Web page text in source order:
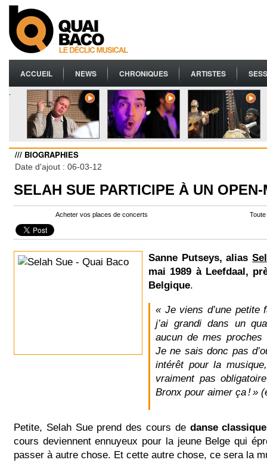
ACCUEIL NEWS CHRONIQUES ARTISTES
.
/// BIOGRAPHIES
Date d'ajout : 06-03-12
SELAH SUE PARTICIPE À UN OPEN-
Acheter vos places de concerts
Sanne Putseys, alias
mai 1989 à Leefdaal,
Belgique.
« Je viens d’une petite
j’ai grandi dans un
aucun de mes proches
Je ne sais donc pas
intérêt pour la
vraiment pas
Bronx pour aimer ça ! »
Petite, Selah Sue prend des cours de danse classique
cours deviennent ennuyeux pour la jeune Belge qui
passer à autre chose. Et cette autre chose, ce sera la